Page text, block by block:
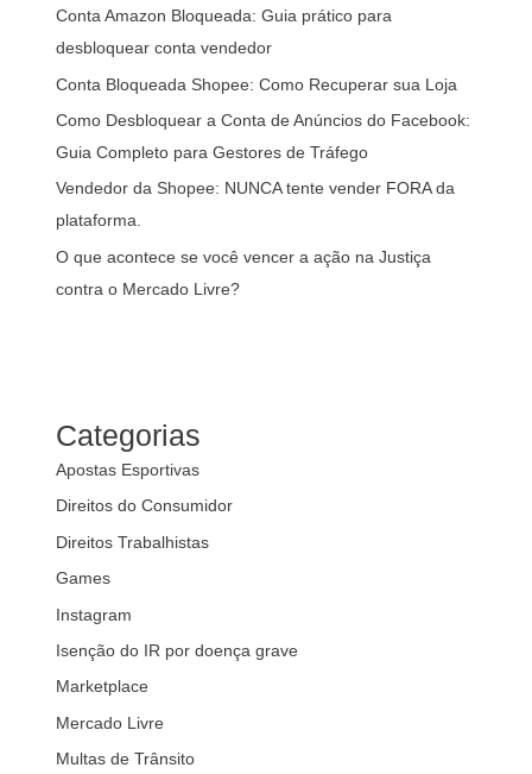
Conta Amazon Bloqueada: Guia prático para
desbloquear conta vendedor
Conta Bloqueada Shopee: Como Recuperar sua Loja
Como Desbloquear a Conta de Anúncios do Facebook:
Guia Completo para Gestores de Tráfego
Vendedor da Shopee: NUNCA tente vender FORA da
plataforma.
O que acontece se você vencer a ação na Justiça
contra o Mercado Livre?
Categorias
Apostas Esportivas
Direitos do Consumidor
Direitos Trabalhistas
Games
Instagram
Isenção do IR por doença grave
Marketplace
Mercado Livre
Multas de Trânsito